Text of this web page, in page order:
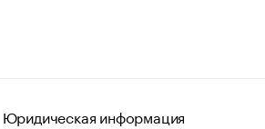
Юридическая информация